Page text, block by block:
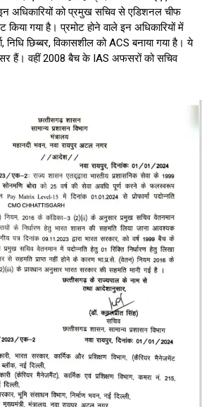
अधिकारियों को प्रमुख सचिव से एडिशनल चीफ
गया है। प्रमोट होने वाले इन अधिकारियों में
छिब्बर, विकासशील को ACS बनाया गया है। ये
हैं। वहीं 2008 बैच के IAS अफसरों को सचिव